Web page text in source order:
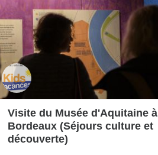
Visite du Musée d'Aquitaine à
Bordeaux (Séjours culture et
découverte)